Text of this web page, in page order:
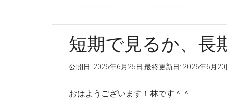
短期で見るか、長
公開日: 2026年6月25日 最終更新日: 2026年6月20
おはようございます！林です＾＾